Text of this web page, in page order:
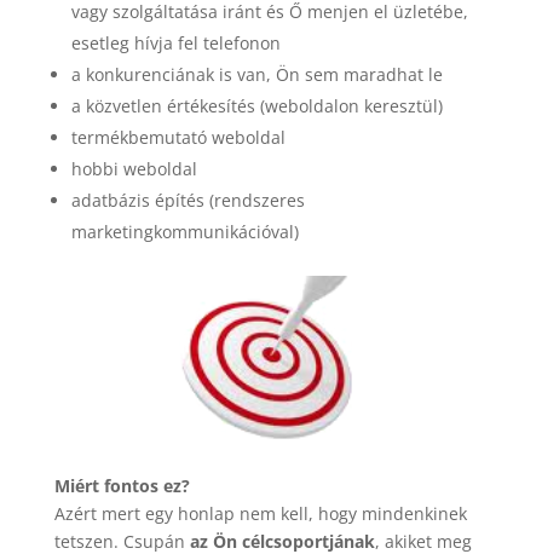
vagy szolgáltatása iránt és Ő menjen el üzletébe,
esetleg hívja fel telefonon
a konkurenciának is van, Ön sem maradhat le
a közvetlen értékesítés (weboldalon keresztül)
termékbemutató weboldal
hobbi weboldal
adatbázis építés (rendszeres
marketingkommunikációval)
Miért fontos ez?
Azért mert egy honlap nem kell, hogy mindenkinek
tetszen. Csupán az Ön célcsoportjának, akiket meg